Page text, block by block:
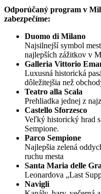
Odporúčaný program v
zabezpečíme:
Duomo di Milano
Najsilnejší symbol
najlepších zážitkov v
Galleria Vittorio
Luxusná historická
dôležitejšia než
Teatro alla Scala
Prehliadka jednej z
Castello Sforzesco
Veľký historický hrad
Sempione.
Parco Sempione
Najlepšia zelená
ruchu mesta
Santa Maria delle
Leonardova „Last
Navigli